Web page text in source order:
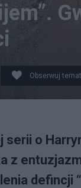
Obserwuj temat
serii o
z
defincji